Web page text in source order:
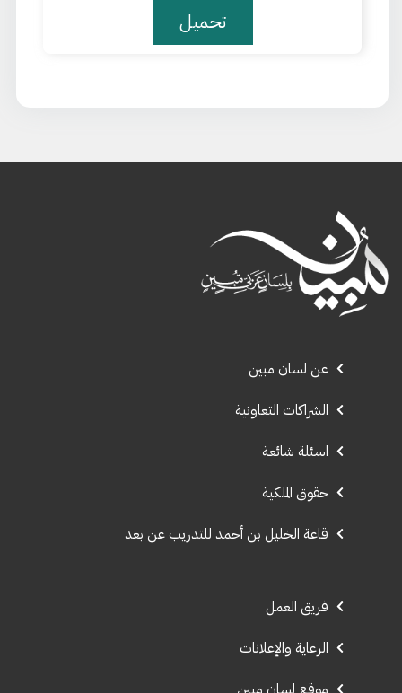
تحميل
عن لسان مبين
الشراكات التعاونية
اسئلة شائعة
حقوق الملكية
قاعة الخليل بن أحمد للتدريب عن بعد
فريق العمل
الرعاية والإعلانات